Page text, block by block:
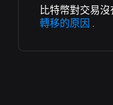
比特幣對交易
轉移的原因 .